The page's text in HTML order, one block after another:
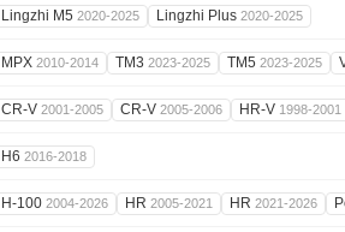
Lingzhi M5 2020-2025 Lingzhi Plus 2020-2025
MPX 2010-2014 TM3 2023-2025 TM5 2023-2025
CR-V 2001-2005 CR-V 2005-2006 HR-V 1998-2001
H6 2016-2018
H-100 2004-2026 HR 2005-2021 HR 2021-2026